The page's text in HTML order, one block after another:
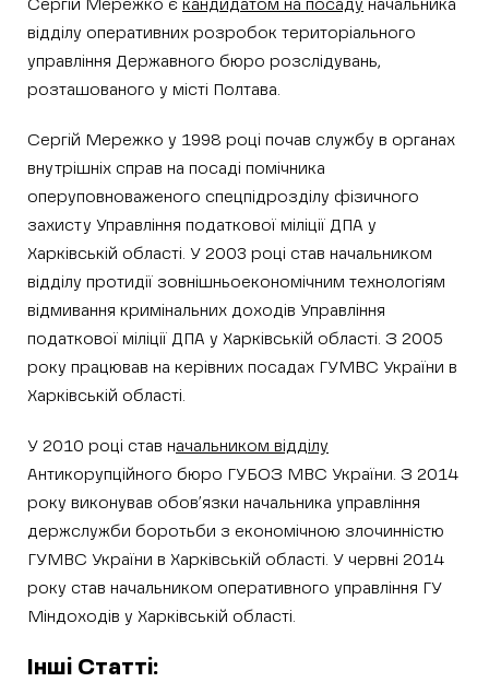
Сергій Мережко є кандидатом на посаду начальника
відділу оперативних розробок територіального
управління Державного бюро розслідувань,
розташованого у місті Полтава.
Сергій Мережко у 1998 році почав службу в органах
внутрішніх справ на посаді помічника
оперуповноваженого спецпідрозділу фізичного
захисту Управління податкової міліції ДПА у
Харківській області. У 2003 році став начальником
відділу протидії зовнішньоекономічним технологіям
відмивання кримінальних доходів Управління
податкової міліції ДПА у Харківській області. З 2005
року працював на керівних посадах ГУМВС України в
Харківській області.
У 2010 році став начальником відділу
Антикорупційного бюро ГУБОЗ МВС України. З 2014
року виконував обов’язки начальника управління
держслужби боротьби з економічною злочинністю
ГУМВС України в Харківській області. У червні 2014
року став начальником оперативного управління ГУ
Міндоходів у Харківській області.
Інші Статті: